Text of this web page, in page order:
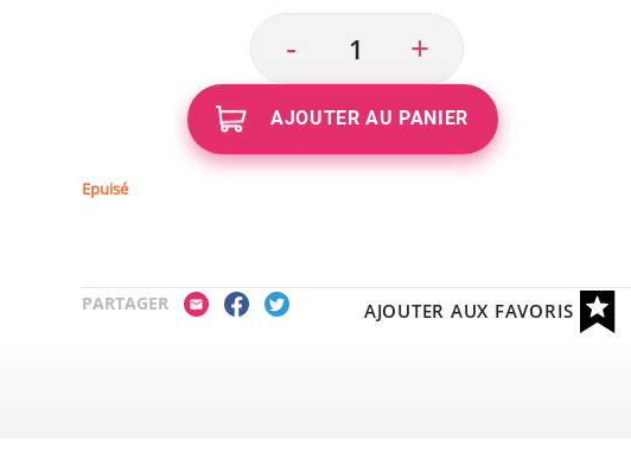
- +
AJOUTER AU PANIER
Epuisé
PARTAGER AJOUTER AUX FAVORIS